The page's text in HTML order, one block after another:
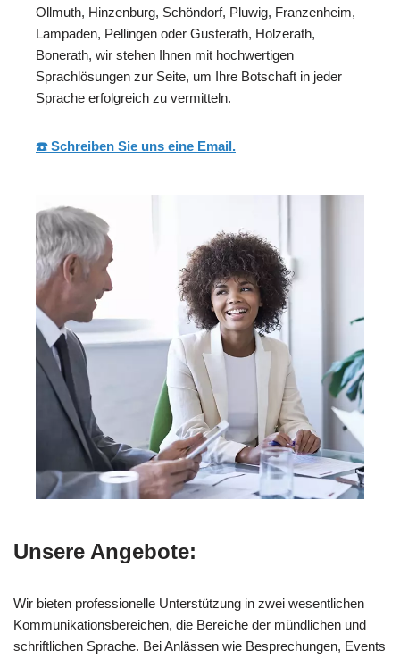
Ollmuth, Hinzenburg, Schöndorf, Pluwig, Franzenheim,
Lampaden, Pellingen oder Gusterath, Holzerath,
Bonerath, wir stehen Ihnen mit hochwertigen
Sprachlösungen zur Seite, um Ihre Botschaft in jeder
Sprache erfolgreich zu vermitteln.
☎️ Schreiben Sie uns eine Email.
Unsere Angebote:
Wir bieten professionelle Unterstützung in zwei wesentlichen
Kommunikationsbereichen, die Bereiche der mündlichen und
schriftlichen Sprache. Bei Anlässen wie Besprechungen, Events